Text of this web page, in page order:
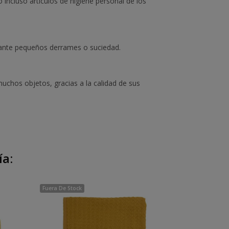
pequeños derrames o suciedad.
objetos, gracias a la calidad de sus
Fuera De Stock